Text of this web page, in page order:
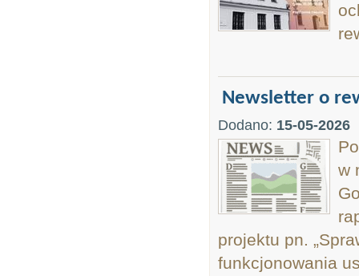
Newsletter o
Dodano: 15-05-2026
w
projektu pn.
funkcjonowania